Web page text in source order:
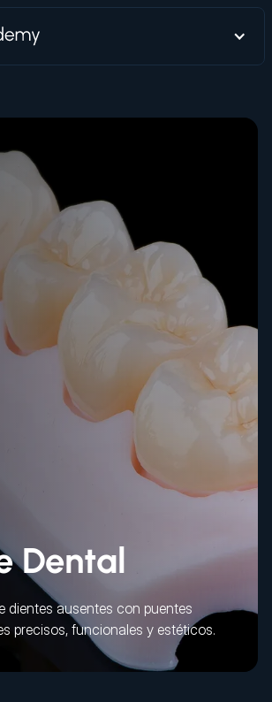
Dental
dientes ausentes con puentes
precisos, funcionales y estéticos.